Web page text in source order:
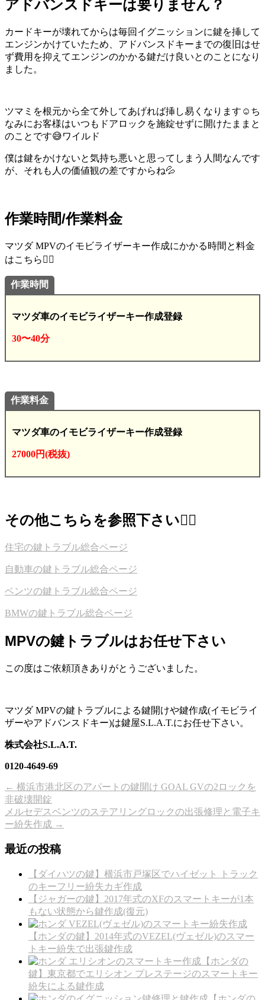
アドバンスドキーは要りません？
カードキーが壊れてからは毎回イグニッションに鍵を挿して
エンジンかけていたため、アドバンスドキーまでの復旧はせ
ず費用を抑えてエンジンのかかる鍵だけ良いとのことになり
ました。
ツマミを根元から全て外してあげれば挿し易くなります☺️ち
なみにお客様はいつもドアロックを施錠せずに開けたままと
のことです😅ワイルド
僕は鍵をかけないと気持ち悪いと思ってしまう人間なんです
が、それも人の価値観の差ですからね💦
作業時間/作業料金
マツダ MPVのイモビライザーキー作成にかかる時間と料金
はこちら💁‍♂️
作業時間
マツダ車のイモビライザーキー作成登録
30〜40分
作業料金
マツダ車のイモビライザーキー作成登録
27000円(税抜)
その他こちらを参照下さい💁‍♂️
住宅の鍵トラブル総合ページ
自動車の鍵トラブル総合ページ
ベンツの鍵トラブル総合ページ
BMWの鍵トラブル総合ページ
MPVの鍵トラブルはお任せ下さい
この度はご依頼頂きありがとうございました。
マツダ MPVの鍵トラブルによる鍵開けや鍵作成(イモビライ
ザーやアドバンスドキー)は鍵屋S.L.A.T.にお任せ下さい。
株式会社S.L.A.T.
0120-4649-69
← 横浜市港北区のアパートの鍵開け GOAL GVの2ロックを
非破壊開錠
メルセデスベンツのステアリングロックの出張修理と電子キ
ー紛失作成 →
最近の投稿
【ダイハツの鍵】横浜市戸塚区でハイゼット トラック
のキーフリー紛失カギ作成
【ジャガーの鍵】2017年式のXFのスマートキーが1本
もない状態から鍵作成(復元)
【ホンダの鍵】2014年式のVEZEL(ヴェゼル)のスマー
トキー紛失で出張鍵作成
【ホンダの
鍵】東京都でエリシオン プレステージのスマートキー
紛失による鍵作成